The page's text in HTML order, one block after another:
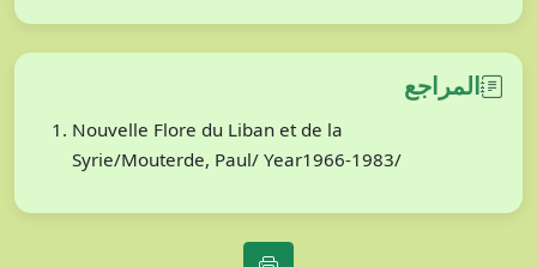
المراجع
Nouvelle Flore du Liban et de la
Syrie/Mouterde, Paul/ Year1966-1983/